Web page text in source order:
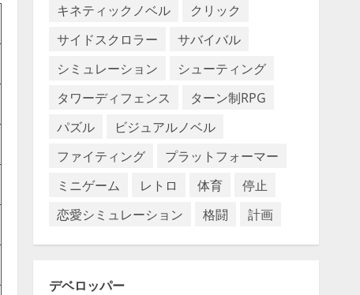
キネティックノベル
クリック
サイドスクロラー
サバイバル
シミュレーション
シューティング
タワーディフェンス
ターン制RPG
パズル
ビジュアルノベル
ファイティング
プラットフォーマー
ミニゲーム
レトロ 体育
停止
恋愛シミュレーション
格闘 計画
デベロッパー